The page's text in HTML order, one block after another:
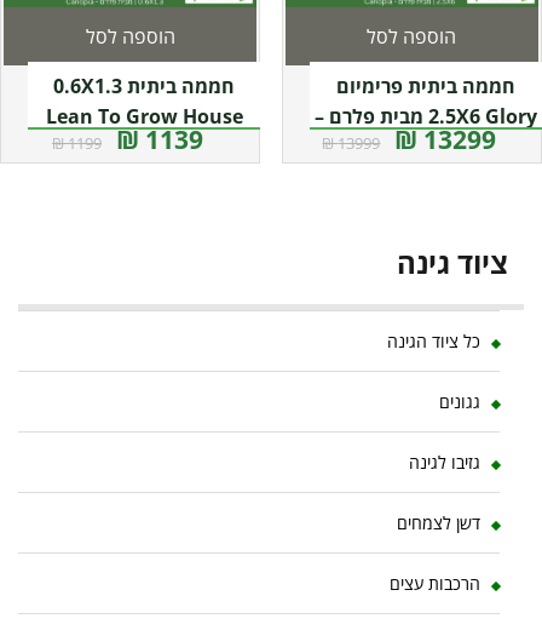
חממה ביתית פרימיום
2.5X6 Glory מבית פלרם –
קנופיה13299 ₪
13999 ₪
הוספה לסל
חממה ביתית 0.6X1.3
Lean To Grow House
שקופה מבית פלרם –
1139 ₪
1199 ₪
הוספה לסל
ציוד גינה
כל ציוד הגינה
גגונים
גזיבו לגינה
דשן לצמחים
הרכבות עצים